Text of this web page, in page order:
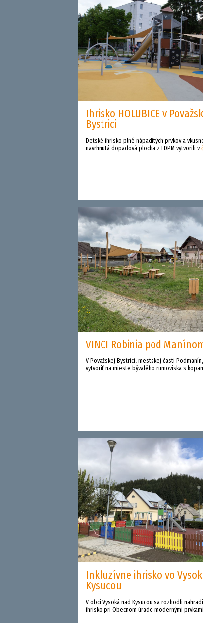
Ihrisko HOLUBICE v
Bystrici
Detské ihrisko plné nápaditých prvkov a
navrhnutá dopadová plocha z EDPM vytvorili v
VINCI Robinia pod
V Považskej Bystrici, mestskej časti
vytvoriť na mieste bývalého rumoviska s
Inkluzívne ihrisko vo
Kysucou
V obci Vysoká nad Kysucou sa rozhodli
ihrisko pri Obecnom úrade modernými